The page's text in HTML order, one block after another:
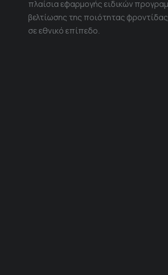
πλαίσια εφαρμογής ειδικών
βελτίωσης της ποιότητας φροντίδας
σε εθνικό επίπεδο.